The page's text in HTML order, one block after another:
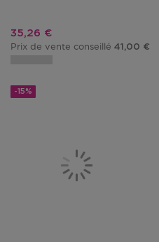
Prix promotionnel
35,26 €
Prix de vente conseillé 41,00 €
-15%